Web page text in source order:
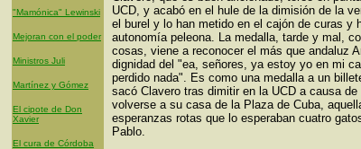
"Mamónica" Lewinski
Mejoran con el poder
Ministros Juli
Martínez y Gómez
El cipote de Don
Xavier
El cura de Córdoba
UCD, y acabó en el hule de la dimisión de la
el burel y lo han metido en el cajón de curas y
autonomía peleona. La medalla, tarde y mal,
cosas, viene a reconocer el más que andaluz
dignidad del "ea, señores, ya estoy yo en mi
perdido nada". Es como una medalla a un
sacó Clavero tras dimitir en la UCD a causa
volverse a su casa de la Plaza de Cuba,
esperanzas rotas que lo esperaban cuatro
Pablo.